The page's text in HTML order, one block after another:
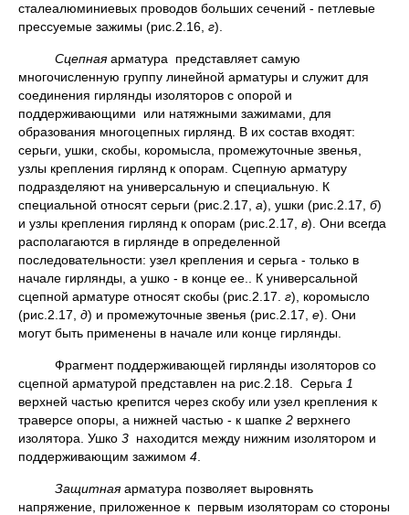
сталеалюминиевых проводов больших сечений - петлевые
прессуемые зажимы (рис.2.16, г).
Сцепнаяарматура представляет самую
многочисленную группу линейной арматуры и служит для
соединения гирлянды изоляторов с опорой и
поддерживающими или натяжными зажимами, для
образования многоцепных гирлянд. В их состав входят:
серьги, ушки, скобы, коромысла, промежуточные звенья,
узлы крепления гирлянд к опорам. Сцепную арматуру
подразделяют на универсальную и специальную. К
специальной относят серьги (рис.2.17, а), ушки (рис.2.17, б)
и узлы крепления гирлянд к опорам (рис.2.17, в). Они всегда
располагаются в гирлянде в определенной
последовательности: узел крепления и серьга - только в
начале гирлянды, а ушко - в конце ее.. К универсальной
сцепной арматуре относят скобы (рис.2.17. г), коромысло
(рис.2.17, д) и промежуточные звенья (рис.2.17, е). Они
могут быть применены в начале или конце гирлянды.
Фрагмент поддерживающей гирлянды изоляторов со
сцепной арматурой представлен на рис.2.18. Серьга 1
верхней частью крепится через скобу или узел крепления к
траверсе опоры, а нижней частью - к шапке 2 верхнего
изолятора. Ушко 3 находится между нижним изолятором и
поддерживающим зажимом 4
Защитнаяарматура позволяет выровнять
напряжение, приложенное к первым изоляторам со стороны